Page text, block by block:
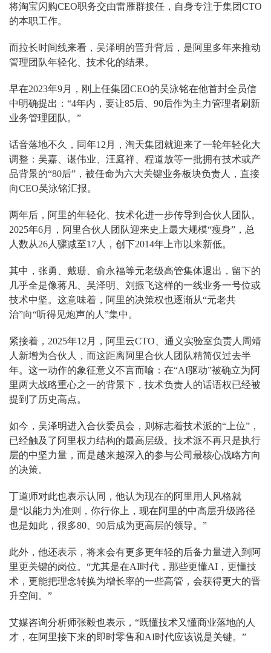
将淘宝闪购CEO职务交由雷雁群接任，自身专注于集团CTO
的本职工作。
而拉长时间线来看，吴泽明的晋升背后，是阿里多年来推动
管理团队年轻化、技术化的结果。
早在2023年9月，刚上任集团CEO的吴泳铭在他首封全员信
中明确提出：“4年内，要让85后、90后作为主力管理者刷新
业务管理团队。”
话音落地不久，同年12月，淘天集团就迎来了一轮年轻化大
调整：吴嘉、谌伟业、汪庭祥、程道放等一批拥有技术或产
品背景的“80后”，被任命为六大关键业务板块负责人，直接
向CEO吴泳铭汇报。
两年后，阿里的年轻化、技术化进一步传导到合伙人团队。
2025年6月，阿里合伙人团队迎来史上最大规模“瘦身”，总
人数从26人骤减至17人，创下2014年上市以来新低。
其中，张勇、戴珊、俞永福等元老级高管集体退出，留下的
几乎全是像蒋凡、吴泽明、刘振飞这样的一线业务一号位或
技术中坚。这意味着，阿里的决策权也逐渐从“元老共
治”向“听得见炮声的人”集中。
紧接着，2025年12月，阿里云CTO、通义实验室负责人周靖
人新增为合伙人，而这距离阿里合伙人团队精简仅过去半
年。这一动作的象征意义不言而喻：在“AI驱动”被确立为阿
里两大战略重心之一的背景下，技术负责人的话语权已经被
提到了历史高点。
如今，吴泽明进入合伙委员会，则标志着技术派的“上位”，
已经触及了阿里权力结构的最高层级。技术派不再只是执行
层的中坚力量，而是越来越深入的参与公司最核心战略方向
的决策。
丁道师对此也表示认同，他认为现在的阿里用人风格就
是“以能力为准则，你行你上，现在阿里的中高层升级路径
也是如此，很多80、90后成为更高层的领导。”
此外，他还表示，将来会有更多更年轻的后备力量进入到阿
里更关键的岗位。“尤其是在AI时代，那些更懂AI，更懂技
术，更能把理念转换为增长率的一些高管，会获得更大的晋
升空间。”
艾媒咨询分析师张毅也表示，“既懂技术又懂商业落地的人
才，在阿里接下来的即时零售和AI时代应该说是关键。”